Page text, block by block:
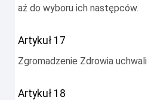
aż do wyboru ich następców.
Artykuł 17
Zgromadzenie Zdrowia
Artykuł 18